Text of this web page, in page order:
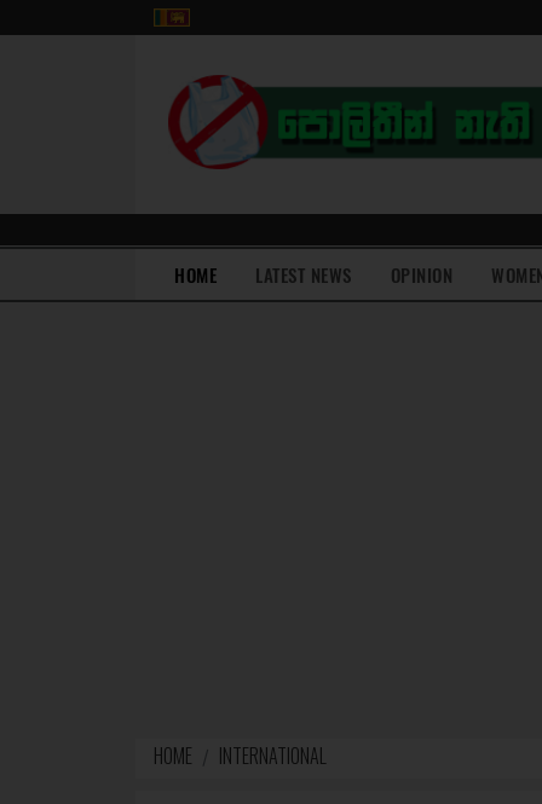
HOME(current)LATEST NEWS OPINION
HOME INTERNATIONAL